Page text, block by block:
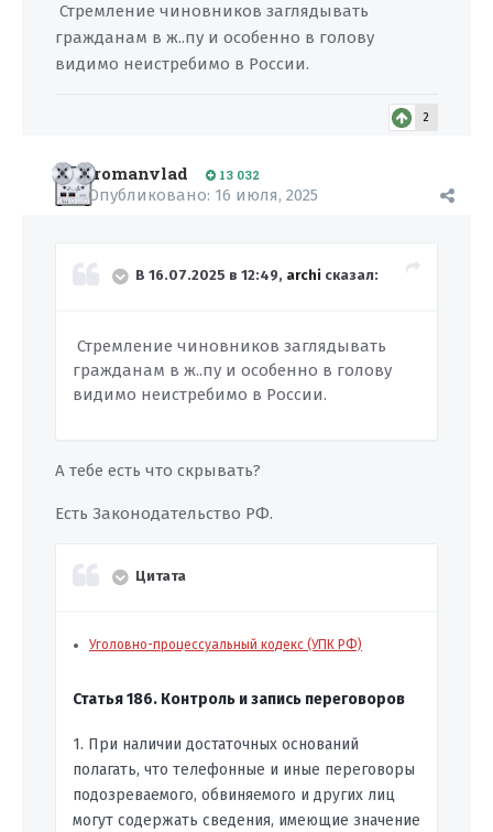
Стремление чиновников заглядывать
гражданам в ж..пу и особенно в голову
видимо неистребимо в России.
2
romanvlad 13 032
Опубликовано: 16 июля, 2025
В 16.07.2025 в 12:49, archi сказал:
Стремление чиновников заглядывать
гражданам в ж..пу и особенно в голову
видимо неистребимо в России.
А тебе есть что скрывать?
Есть Законодательство РФ.
Цитата
Уголовно-процессуальный кодекс (УПК РФ)
Статья 186. Контроль и запись переговоров
1. При наличии достаточных оснований
полагать, что телефонные и иные переговоры
подозреваемого, обвиняемого и других лиц
могут содержать сведения, имеющие значение